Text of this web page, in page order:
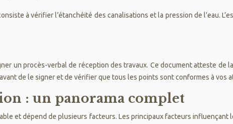
à vérifier l’étanchéité des canalisations et la pression de l’eau.
un procès-verbal de réception des travaux. Ce document atteste
de le signer et de vérifier que tous les points sont conformes à vos
: un panorama complet
et dépend de plusieurs facteurs. Les principaux facteurs